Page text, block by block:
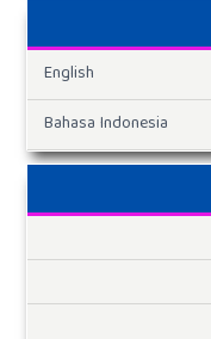
English
Bahasa Indonesia